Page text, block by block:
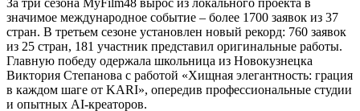
За три сезона MyFilm48 вырос из локального проекта в
значимое международное событие – более 1700 заявок из 37
стран. В третьем сезоне установлен новый рекорд: 760 заявок
из 25 стран, 181 участник представил оригинальные работы.
Главную победу одержала школьница из Новокузнецка
Виктория Степанова с работой «Хищная элегантность: грация
в каждом шаге от KARI», опередив профессиональные студии
и опытных AI-креаторов.